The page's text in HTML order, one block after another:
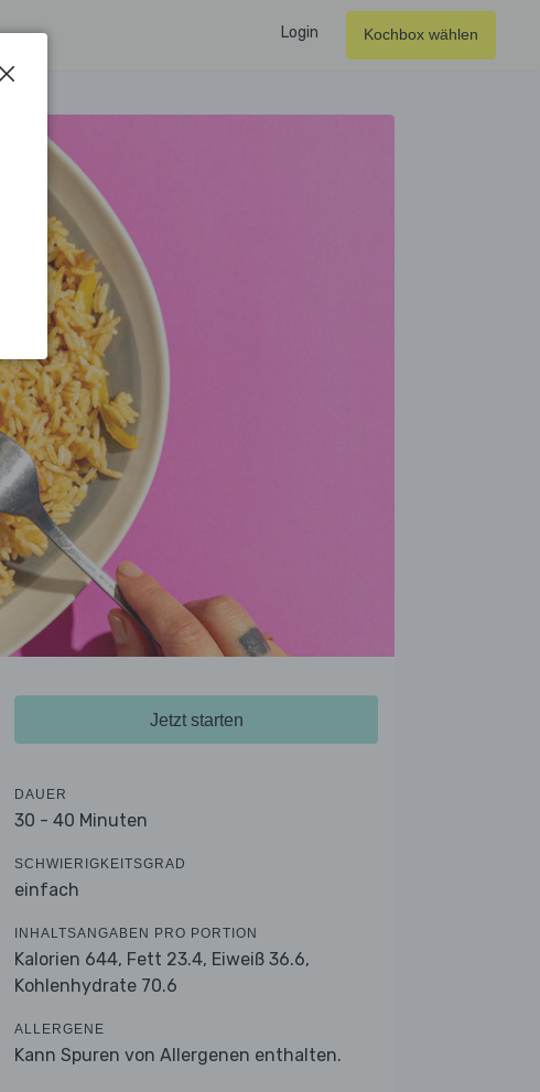
Login Kochbox wählen
Jetzt starten
DAUER
30 - 40 Minuten
SCHWIERIGKEITSGRAD
einfach
INHALTSANGABEN PRO PORTION
Kalorien 644, Fett 23.4, Eiweiß 36.6,
Kohlenhydrate 70.6
ALLERGENE
Kann Spuren von Allergenen enthalten.